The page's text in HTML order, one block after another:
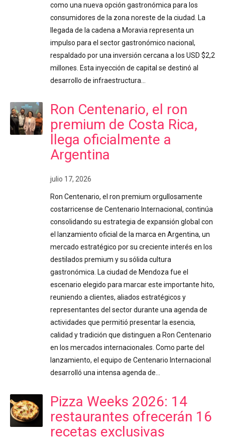
como una nueva opción gastronómica para los
consumidores de la zona noreste de la ciudad. La
llegada de la cadena a Moravia representa un
impulso para el sector gastronómico nacional,
respaldado por una inversión cercana a los USD $2,2
millones. Esta inyección de capital se destinó al
desarrollo de infraestructura…
Ron Centenario, el ron
premium de Costa Rica,
llega oficialmente a
Argentina
julio 17, 2026
Ron Centenario, el ron premium orgullosamente
costarricense de Centenario Internacional, continúa
consolidando su estrategia de expansión global con
el lanzamiento oficial de la marca en Argentina, un
mercado estratégico por su creciente interés en los
destilados premium y su sólida cultura
gastronómica. La ciudad de Mendoza fue el
escenario elegido para marcar este importante hito,
reuniendo a clientes, aliados estratégicos y
representantes del sector durante una agenda de
actividades que permitió presentar la esencia,
calidad y tradición que distinguen a Ron Centenario
en los mercados internacionales. Como parte del
lanzamiento, el equipo de Centenario Internacional
desarrolló una intensa agenda de…
Pizza Weeks 2026: 14
restaurantes ofrecerán 16
recetas exclusivas